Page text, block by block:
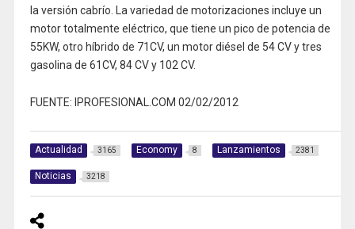
la versión cabrío. La variedad de motorizaciones incluye un
motor totalmente eléctrico, que tiene un pico de potencia de
55KW, otro híbrido de 71CV, un motor diésel de 54 CV y tres
gasolina de 61CV, 84 CV y 102 CV.
FUENTE: IPROFESIONAL.COM 02/02/2012
Actualidad 3165 Economy 8 Lanzamientos 2381
Noticias 3218